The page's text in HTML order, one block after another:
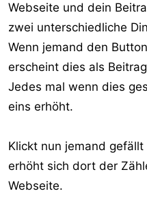
Webseite und dein
zwei unterschiedliche
Wenn jemand den
erscheint dies als
Jedes mal wenn dies
eins erhöht.
Klickt nun jemand
erhöht sich dort der
Webseite.